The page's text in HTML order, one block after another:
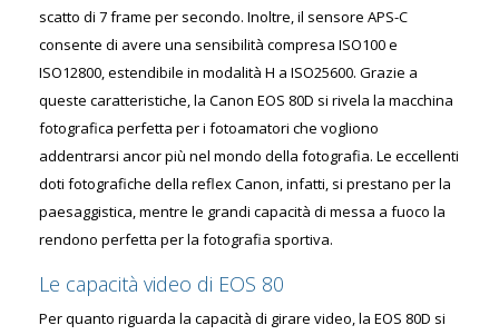
scatto di 7 frame per secondo. Inoltre, il sensore APS-C
consente di avere una sensibilità compresa ISO100 e
ISO12800, estendibile in modalità H a ISO25600. Grazie a
queste caratteristiche, la Canon EOS 80D si rivela la macchina
fotografica perfetta per i fotoamatori che vogliono
addentrarsi ancor più nel mondo della fotografia. Le eccellenti
doti fotografiche della reflex Canon, infatti, si prestano per la
paesaggistica, mentre le grandi capacità di messa a fuoco la
rendono perfetta per la fotografia sportiva.
Le capacità video di EOS 80
Per quanto riguarda la capacità di girare video, la EOS 80D si